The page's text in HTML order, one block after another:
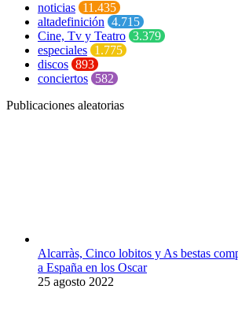
noticias 11.435
altadefinición 4.715
Cine, Tv y Teatro 3.379
especiales 1.775
discos 893
conciertos 582
Publicaciones aleatorias
Alcarràs, Cinco lobitos y As bestas
a España en los Oscar
25 agosto 2022